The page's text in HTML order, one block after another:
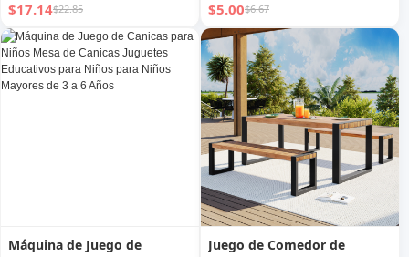
Colgante de Pared Puesta de
Mesa Creativa Horizontal y
Vertical | WOKI
$17.14$22.85
Platos y Tazas Cuchara Juego
de Cubiertos | Condado del
Desfiladero
$5.00$6.67
Máquina de Juego de
Juego de Comedor de